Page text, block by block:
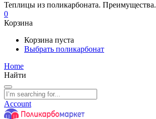
Теплицы из поликарбоната. Преимущества.
0
Корзина
Корзина пуста
Выбрать поликарбонат
Home
Найти
Account